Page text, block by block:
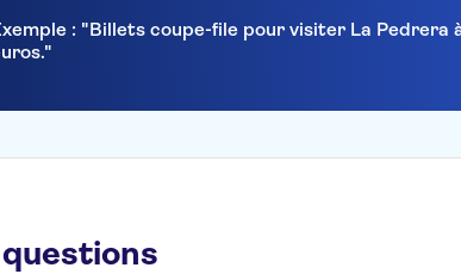
: "Billets coupe-file pour visiter La Pedrera